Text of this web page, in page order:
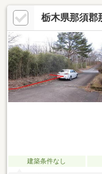
栃木県那須郡
建築条件なし